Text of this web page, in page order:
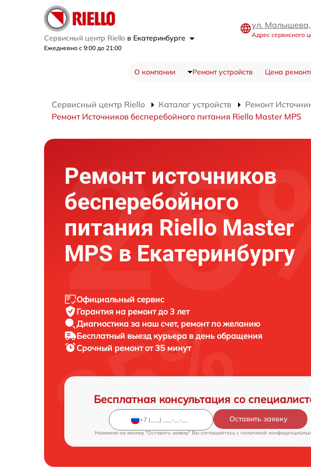
Сервисный центр Riello в Екатеринбурге
Ежедневно с 9:00 до 21:00
ул. Малышева,
Адрес сервисного
О компании Ремонт устройств Цена
Сервисный центр Riello Каталог устройств
Ремонт
Ремонт Источников бесперебойного питания Riello Master MPS
Ремонт источников
бесперебойного
питания Riello Master
MPS в Екатеринбургу
Официальный сервис
Гарантия на ремонт до 3 лет
Диагностика за наш счет, ремонт по желанию
Бесплатный выезд курьера в день обращения
Срочный ремонт от 35 минут
Бесплатная консультация со
Оставить заявку
Нажимая на кнопку "Оставить заявку" Вы соглашаетесь c политикой